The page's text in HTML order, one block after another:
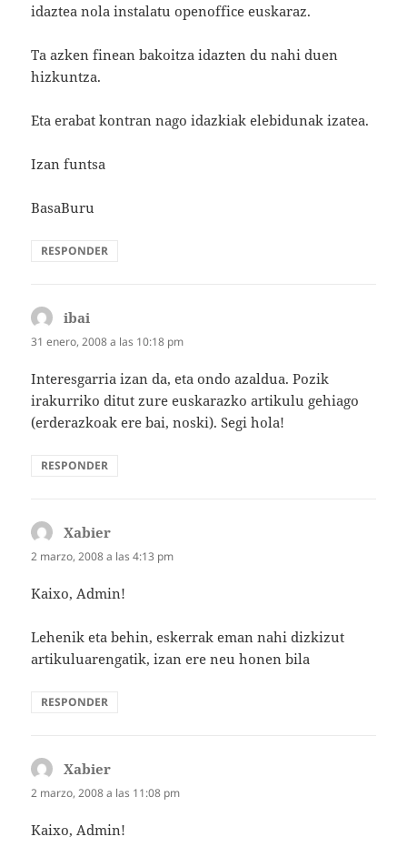
idaztea nola instalatu openoffice euskaraz.
Ta azken finean bakoitza idazten du nahi duen
hizkuntza.
Eta erabat kontran nago idazkiak elebidunak izatea.
Izan funtsa
BasaBuru
RESPONDER
ibai
31 enero, 2008 a las 10:18 pm
Interesgarria izan da, eta ondo azaldua. Pozik
irakurriko ditut zure euskarazko artikulu gehiago
(erderazkoak ere bai, noski). Segi hola!
RESPONDER
Xabier
2 marzo, 2008 a las 4:13 pm
Kaixo, Admin!
Lehenik eta behin, eskerrak eman nahi dizkizut
artikuluarengatik, izan ere neu honen bila
RESPONDER
Xabier
2 marzo, 2008 a las 11:08 pm
Kaixo, Admin!